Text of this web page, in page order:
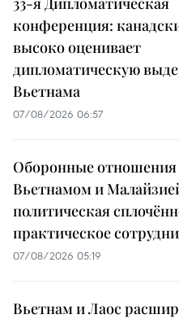
конференция:
высоко оценивает
дипломатическую
Вьетнама
07/08/2026 06:57
Оборонные
Вьетнамом и
политическая
практическое
07/08/2026 05:19
Вьетнам и Лаос